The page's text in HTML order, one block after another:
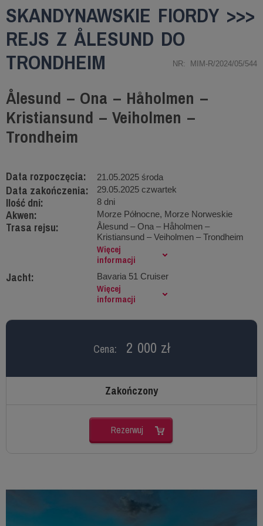
SKANDYNAWSKIE FIORDY >>>
REJS Z ÅLESUND DO
TRONDHEIM
NR: MIM-R/2024/05/544
Ålesund – Ona – Håholmen –
Kristiansund – Veiholmen –
Trondheim
Data rozpoczęcia: 21.05.2025 środa
Data zakończenia: 29.05.2025 czwartek
Ilość dni: 8 dni
Akwen: Morze Północne, Morze Norweskie
Trasa rejsu:
Ålesund – Ona – Håholmen –
Kristiansund – Veiholmen – Trondheim
Więcej
informacji
Jacht: Bavaria 51 Cruiser
Więcej
informacji
Cena: 2 000 zł
Zakończony
Rezerwuj